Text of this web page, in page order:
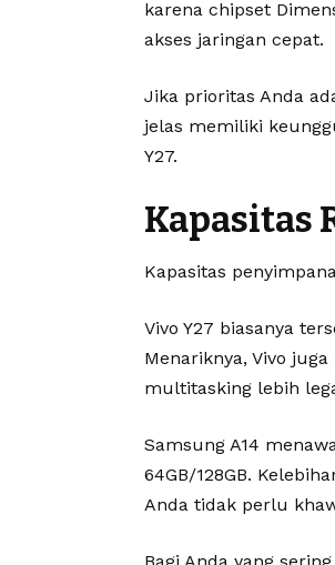
karena chipset
akses jaringan cepat.
Jika prioritas Anda
jelas memiliki
Y27.
Kapasitas
Kapasitas
Vivo Y27 biasanya
Menariknya, Vivo
multitasking lebih
Samsung A14
64GB/128GB.
Anda tidak perlu
Bagi Anda yang